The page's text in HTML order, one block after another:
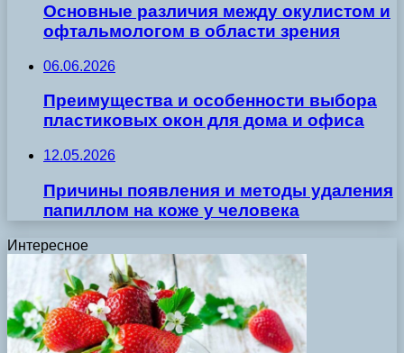
Основные различия между окулистом и
офтальмологом в области зрения
06.06.2026
Преимущества и особенности выбора
пластиковых окон для дома и офиса
12.05.2026
Причины появления и методы удаления
папиллом на коже у человека
Интересное